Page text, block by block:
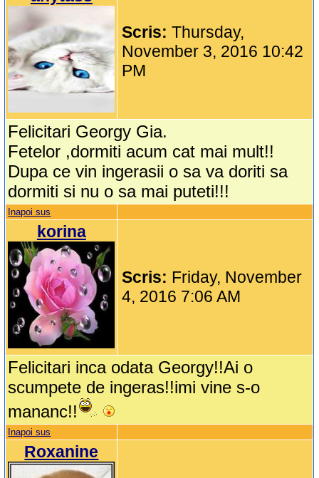
Scris:Thursday,
November 3, 2016 10:42
PM
Felicitari Georgy Gia.
Fetelor ,dormiti acum cat mai mult!!
Dupa ce vin ingerasii o sa va doriti sa
dormiti si nu o sa mai puteti!!!
Inapoi sus
korina
Scris: Friday, November
4, 2016 7:06 AM
Felicitari inca odata Georgy!!Ai o
scumpete de ingeras!!imi vine s-o
mananc!!
Inapoi sus
Roxanine